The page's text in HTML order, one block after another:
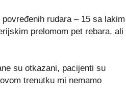
rudara – 15 sa lakim
prelomom pet rebara, ali
su otkazani, pacijenti su
trenutku mi nemamo